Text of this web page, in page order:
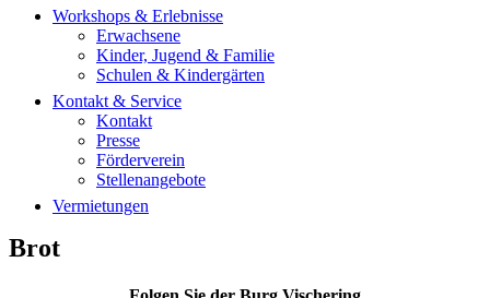
Workshops & Erlebnisse
Erwachsene
Kinder, Jugend & Familie
Schulen & Kindergärten
Kontakt & Service
Kontakt
Presse
Förderverein
Stellenangebote
Vermietungen
Brot